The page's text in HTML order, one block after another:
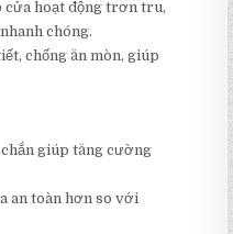
cửa hoạt động trơn tru,
chóng.
chống ăn mòn, giúp
chắn giúp tăng cường
an toàn hơn so với